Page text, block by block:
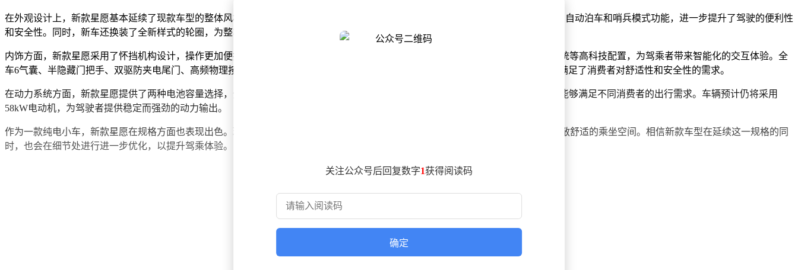
在外观设计上，新款星愿基本延续了现款车型的整体风格，但在细节处进行了优化。翼子板位置新增了摄像头，这一改动使车辆具备了自动泊车和哨兵模式功能，进一步提升了驾驶的便利性
和安全性。同时，新车还换装了全新样式的轮圈，为整车增添了几分时尚感。
内饰方面，新款星愿采用了怀挡机构设计，操作更加便捷。车内预计将延续现款车型的14.6英寸悬浮式中控屏、魅族Flyme Auto车机系统等高科技配置，为驾乘者带来智能化的交互体验。全
车6气囊、半隐藏门把手、双驱防夹电尾门、高频物理按键、50W风冷无线快充以及540°全景影像带底盘透视等功能也一应俱全，充分满足了消费者对舒适性和安全性的需求。
在动力系统方面，新款星愿提供了两种电池容量选择，分别为35kWh和47kWh。这两种电池组对应的续航里程分别为360km和460km，能够满足不同消费者的出行需求。车辆预计仍将采用
58kW电动机，为驾驶者提供稳定而强劲的动力输出。
作为一款纯电小车，新款星愿在规格方面也表现出色。现款车型的长宽高分别为4135/1805/1570mm，轴距为2650mm，为车内提供了宽敞舒适的乘坐空间。相信新款车型在延续这一规格的同
时，也会在细节处进行进一步优化，以提升驾乘体验。
关注公众号后回复数字1获得阅读码
确定